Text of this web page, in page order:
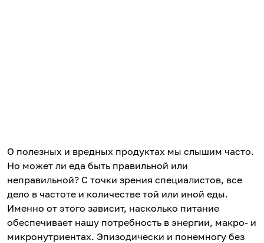
О полезных и вредных продуктах мы слышим часто.
Но может ли еда быть правильной или
неправильной? С точки зрения специалистов, все
дело в частоте и количестве той или иной еды.
Именно от этого зависит, насколько питание
обеспечивает нашу потребность в энергии, макро- и
микронутриентах. Эпизодически и понемногу без